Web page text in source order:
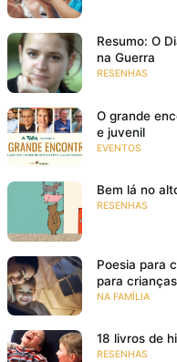
Resumo: O
na Guerra
RESENHAS
O grande
e juvenil
EVENTOS
Bem lá no
RESENHAS
Poesia para
para crianças
NA FAMÍLIA
18 livros de
RESENHAS